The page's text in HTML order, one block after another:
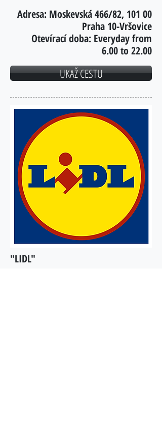
Adresa: Moskevská 466/82, 101 00
Praha 10-Vršovice
Otevírací doba: Everyday from
6.00 to 22.00
UKAŽ CESTU
"LIDL"